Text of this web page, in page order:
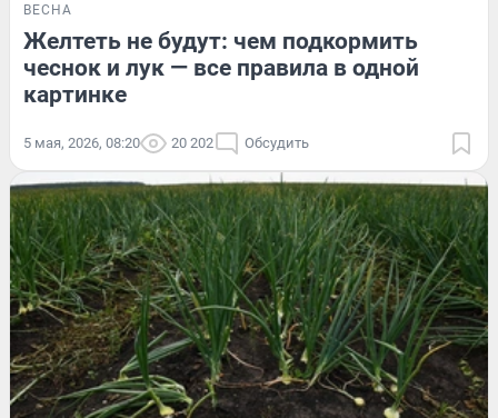
ВЕСНА
Желтеть не будут: чем подкормить
чеснок и лук — все правила в одной
картинке
5 мая, 2026, 08:20 20 202 Обсудить